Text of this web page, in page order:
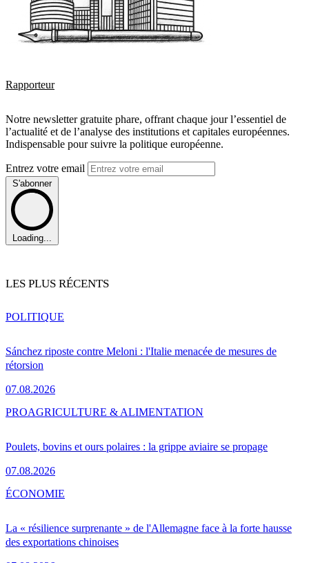
Rapporteur
Notre newsletter gratuite phare, offrant chaque jour l’essentiel de
l’actualité et de l’analyse des institutions et capitales européennes.
Indispensable pour suivre la politique européenne.
Entrez votre email
S'abonner
Loading...
LES PLUS RÉCENTS
Sánchez riposte contre Meloni : l'Italie menacée de mesures de
rétorsion
07.08.2026
POLITIQUE
Poulets, bovins et ours polaires : la grippe aviaire se propage
07.08.2026
PROAGRICULTURE & ALIMENTATION
La « résilience surprenante » de l'Allemagne face à la forte hausse
des exportations chinoises
ÉCONOMIE